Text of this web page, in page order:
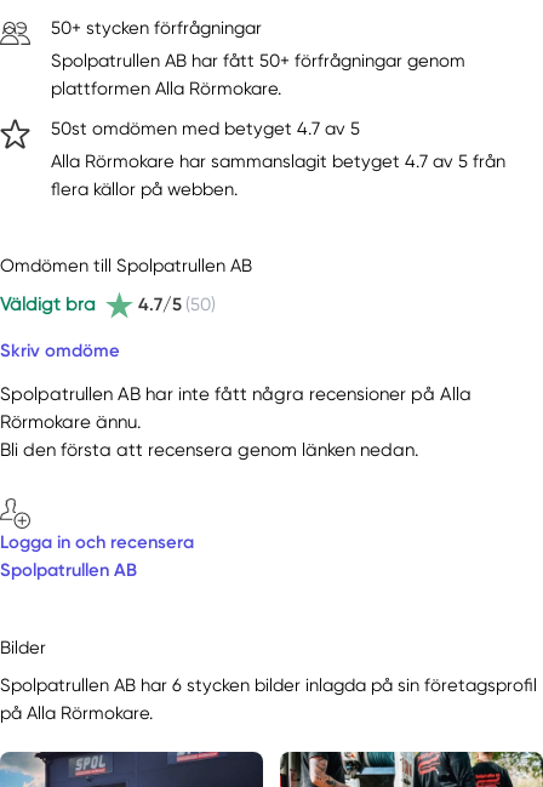
50+ stycken förfrågningar
Spolpatrullen AB har fått 50+ förfrågningar genom
plattformen Alla Rörmokare.
50st omdömen med betyget 4.7 av 5
Alla Rörmokare har sammanslagit betyget 4.7 av 5 från
flera källor på webben.
Omdömen till Spolpatrullen AB
Väldigt bra
4.7/5 (50)
Skriv omdöme
Spolpatrullen AB har inte fått några recensioner på Alla
Rörmokare ännu.
Bli den första att recensera genom länken nedan.
Logga in och recensera
Spolpatrullen AB
Bilder
Spolpatrullen AB har 6 stycken bilder inlagda på sin företagsprofil
på Alla Rörmokare.